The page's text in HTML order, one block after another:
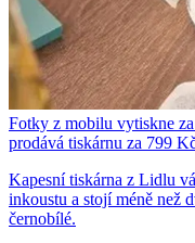
Fotky z mobilu vytiskne
prodává tiskárnu za 799
Kapesní tiskárna z Lidlu
inkoustu a stojí méně než
černobílé.